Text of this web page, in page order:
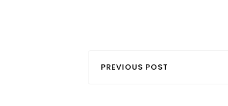
PREVIOUS POST